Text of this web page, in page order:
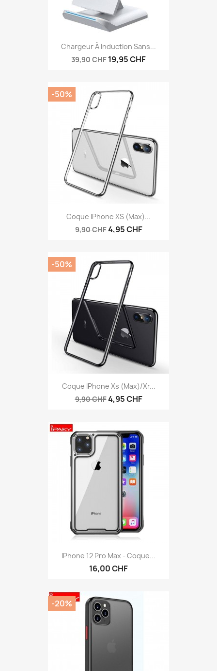
Chargeur À Induction Sans...
39,90 CHF 19,95 CHF
Coque IPhone XS (max)...
9,90 CHF4,95 CHF
-50%
Coque IPhone Xs (max)/Xr...
9,90 CHF4,95 CHF
-50%
IPhone 12 Pro Max - Coque...
16,00 CHF
-20%